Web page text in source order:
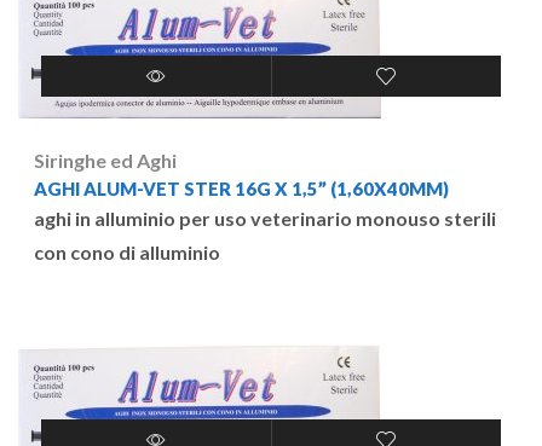
Siringhe ed Aghi
AGHI ALUM-VET STER 16G X 1,5” (1,60X40MM)
aghi in alluminio per uso veterinario monouso sterili
con cono di alluminio